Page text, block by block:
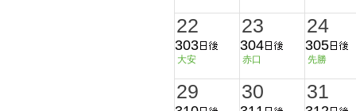
22
303
大安
23
304
赤口
24
305
先勝
29 30 31